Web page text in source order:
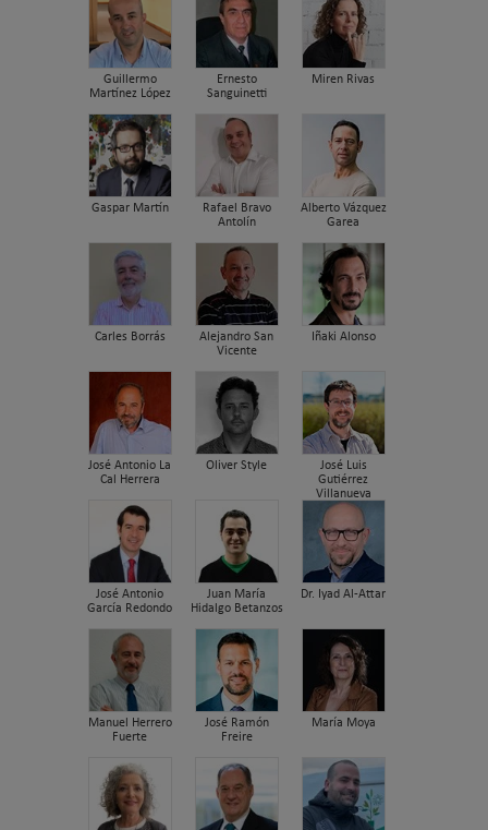
Guillermo
Martínez López
Ernesto
Sanguinetti
Miren Rivas
Gaspar Martín
Rafael Bravo
Antolín
Alberto Vázquez
Garea
Carles Borrás
Alejandro San
Vicente
Iñaki Alonso
José Antonio La
Cal Herrera
Oliver Style
José Luis
Gutiérrez
Villanueva
José Antonio
García Redondo
Juan María
Hidalgo Betanzos
Dr. Iyad Al-Attar
Manuel Herrero
Fuerte
José Ramón
Freire
María Moya